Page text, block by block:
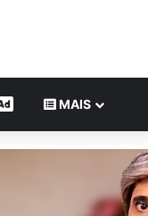
CONTEÚDO DE MARCA
MAIS